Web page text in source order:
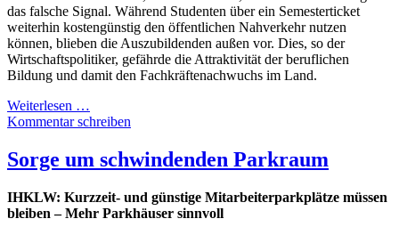
das falsche Signal. Während Studenten über ein Semesterticket
weiterhin kostengünstig den öffentlichen Nahverkehr nutzen
können, blieben die Auszubildenden außen vor. Dies, so der
Wirtschaftspolitiker, gefährde die Attraktivität der beruflichen
Bildung und damit den Fachkräftenachwuchs im Land.
Weiterlesen …
Kommentar schreiben
Sorge um schwindenden Parkraum
IHKLW: Kurzzeit- und günstige Mitarbeiterparkplätze müssen
bleiben – Mehr Parkhäuser sinnvoll